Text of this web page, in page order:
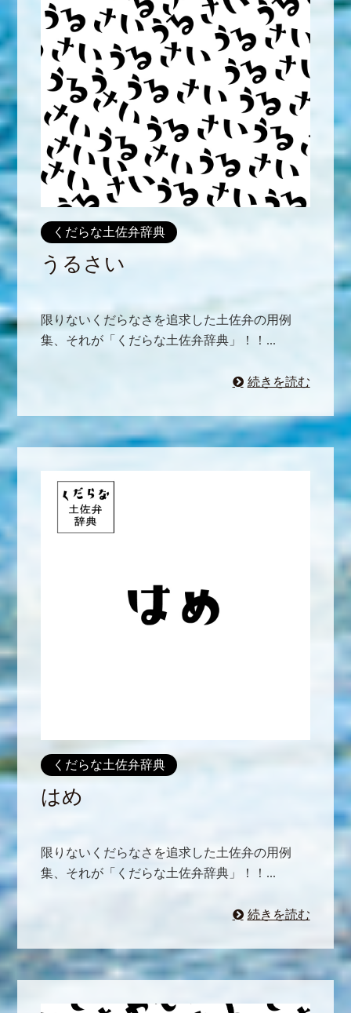
くだらな土佐弁辞典
うるさい
限りないくだらなさを追求した土佐弁の用例
集、それが「くだらな土佐弁辞典」！！...
続きを読む
くだらな土佐弁辞典
はめ
限りないくだらなさを追求した土佐弁の用例
集、それが「くだらな土佐弁辞典」！！...
続きを読む